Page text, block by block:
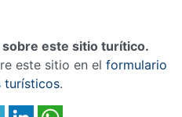
este sitio turítico.
este sitio en el formulario
turísticos.